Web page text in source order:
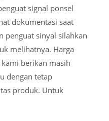
signal ponsel
dokumentasi saat
penguat sinyal silahkan
melihatnya. Harga
berikan masih
dengan tetap
produk. Untuk